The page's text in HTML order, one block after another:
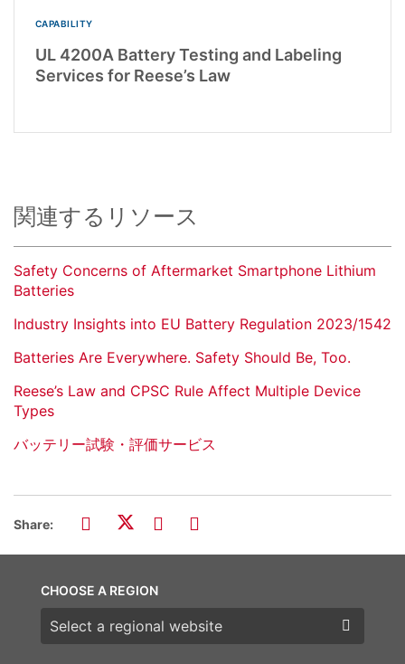
CAPABILITY
UL 4200A Battery Testing and Labeling
Services for Reese’s Law
関連するリソース
Safety Concerns of Aftermarket Smartphone Lithium
Batteries
Industry Insights into EU Battery Regulation 2023/1542
Batteries Are Everywhere. Safety Should Be, Too.
Reese’s Law and CPSC Rule Affect Multiple Device
Types
バッテリー試験・評価サービス
Share:
CHOOSE A REGION
Choose a region